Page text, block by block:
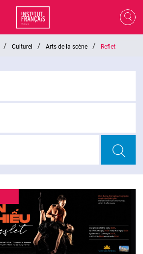
FR
/ Culturel / Arts de la scène / Reflet